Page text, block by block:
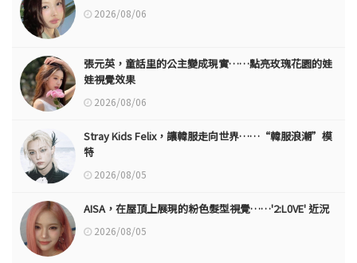
2026/08/06
張元英，童話里的公主變成現實……點亮玫瑰花園的娃
娃視覺效果
2026/08/06
Stray Kids Felix，讓韓服走向世界……“韓服浪潮”模
特
2026/08/05
AISA，在屋頂上展現的粉色髮型視覺……'2:L0VE' 近況
2026/08/05